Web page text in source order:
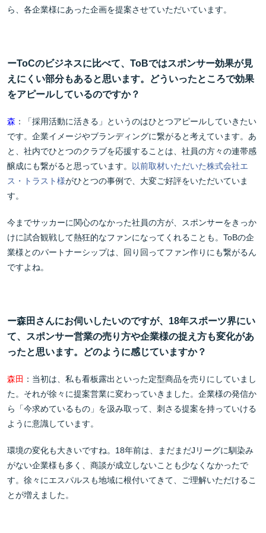
ら、各企業様にあった企画を提案させていただいています。
ーToCのビジネスに比べて、ToBではスポンサー効果が見
えにくい部分もあると思います。どういったところで効果
をアピールしているのですか？
森 ：「採用活動に活きる」というのはひとつアピールしていきたい
です。企業イメージやブランディングに繋がると考えています。あ
と、社内でひとつのクラブを応援することは、社員の方々の連帯感
醸成にも繋がると思っています。
以前取材いただいた株式会社エ
ス・トラスト様がひとつの事例で、大変ご好評をいただいていま
す。
今までサッカーに関心のなかった社員の方が、スポンサーをきっか
けに試合観戦して熱狂的なファンになってくれることも。ToBの企
業様とのパートナーシップは、回り回ってファン作りにも繋がるん
ですよね。
ー森田さんにお伺いしたいのですが、18年スポーツ界にい
て、スポンサー営業の売り方や企業様の捉え方も変化があ
ったと思います。どのように感じていますか？
森田 ：当初は、私も看板露出といった定型商品を売りにしていまし
た。それが徐々に提案営業に変わっていきました。企業様の発信か
ら「今求めているもの」を汲み取って、刺さる提案を持っていける
ように意識しています。
環境の変化も大きいですね。18年前は、まだまだJリーグに馴染み
がない企業様も多く、商談が成立しないことも少なくなかったで
す。徐々にエスパルスも地域に根付いてきて、ご理解いただけるこ
とが増えました。